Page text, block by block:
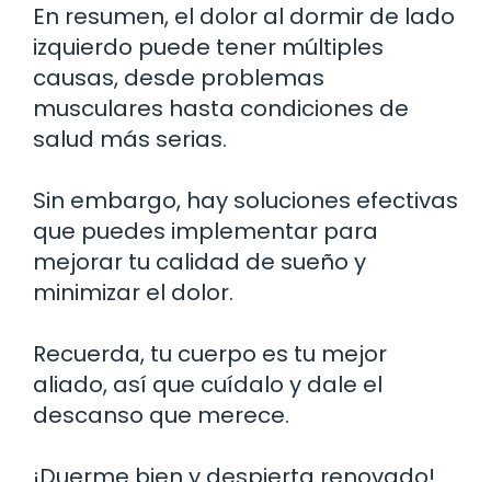
En resumen, el dolor al dormir de lado
izquierdo puede tener múltiples
causas, desde problemas
musculares hasta condiciones de
salud más serias.
Sin embargo, hay soluciones efectivas
que puedes implementar para
mejorar tu calidad de sueño y
minimizar el dolor.
Recuerda, tu cuerpo es tu mejor
aliado, así que cuídalo y dale el
descanso que merece.